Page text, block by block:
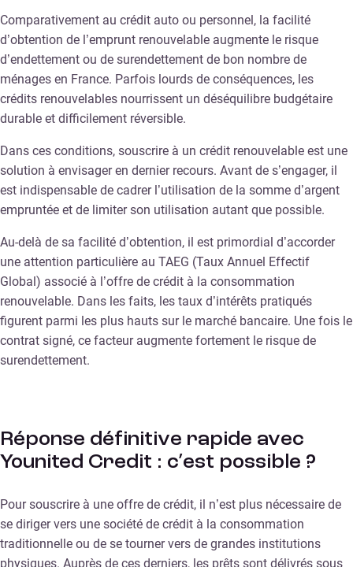
Comparativement au crédit auto ou personnel, la facilité
d’obtention de l’emprunt renouvelable augmente le risque
d’endettement ou de surendettement de bon nombre de
ménages en France. Parfois lourds de conséquences, les
crédits renouvelables nourrissent un déséquilibre budgétaire
durable et difficilement réversible.
Dans ces conditions, souscrire à un crédit renouvelable est une
solution à envisager en dernier recours. Avant de s’engager, il
est indispensable de cadrer l’utilisation de la somme d’argent
empruntée et de limiter son utilisation autant que possible.
Au-delà de sa facilité d’obtention, il est primordial d’accorder
une attention particulière au TAEG (Taux Annuel Effectif
Global) associé à l’offre de crédit à la consommation
renouvelable. Dans les faits, les taux d’intérêts pratiqués
figurent parmi les plus hauts sur le marché bancaire. Une fois le
contrat signé, ce facteur augmente fortement le risque de
surendettement.
Réponse définitive rapide avec
Younited Credit : c’est possible ?
Pour souscrire à une offre de crédit, il n’est plus nécessaire de
se diriger vers une société de crédit à la consommation
traditionnelle ou de se tourner vers de grandes institutions
physiques. Auprès de ces derniers, les prêts sont délivrés sous